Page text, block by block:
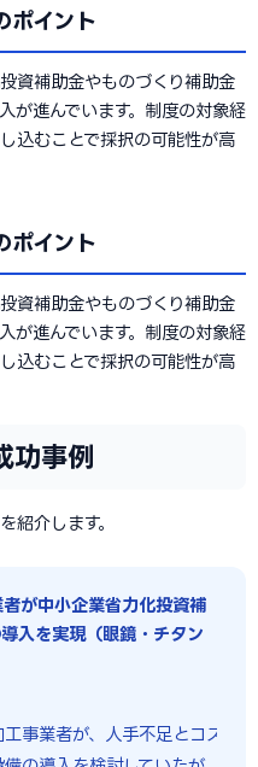
ポイント
資補助金やものづくり補助金
が進んでいます。制度の対象経
込むことで採択の可能性が高
ポイント
資補助金やものづくり補助金
が進んでいます。制度の対象経
込むことで採択の可能性が高
功事例
紹介します。
が中小企業省力化投資補
入を実現（眼鏡・チタン
事業者が、人手不足とコスト